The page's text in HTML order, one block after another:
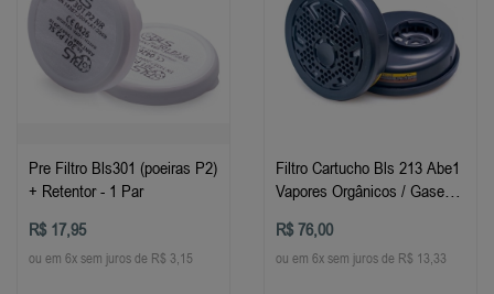
Pre Filtro Bls301 (poeiras P2)
+ Retentor - 1 Par
R$ 17,95
ou em 6x sem juros de R$ 3,15
Filtro Cartucho Bls 213 Abe1
Vapores Orgânicos / Gases
R$ 76,00
ou em 6x sem juros de R$ 13,33